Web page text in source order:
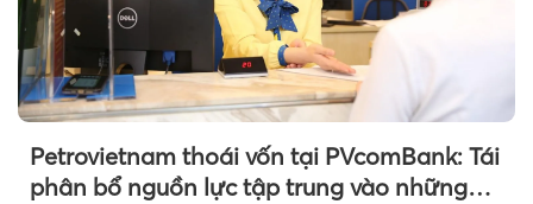
Petrovietnam thoái vốn tại PVcomBank: Tái
phân bổ nguồn lực tập trung vào những